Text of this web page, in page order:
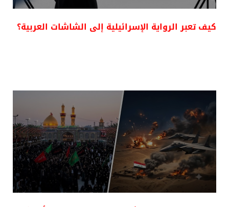
كيف تعبر الرواية الإسرائيلية إلى الشاشات العربية؟